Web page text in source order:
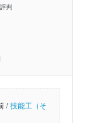
判
/ 技能工（そ